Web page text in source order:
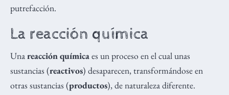
putrefacción.
La reacción química
Unareacción químicaes un proceso en el cual unas
sustancias (reactivos) desaparecen, transformándose en
otras sustancias (productos), de naturaleza diferente.